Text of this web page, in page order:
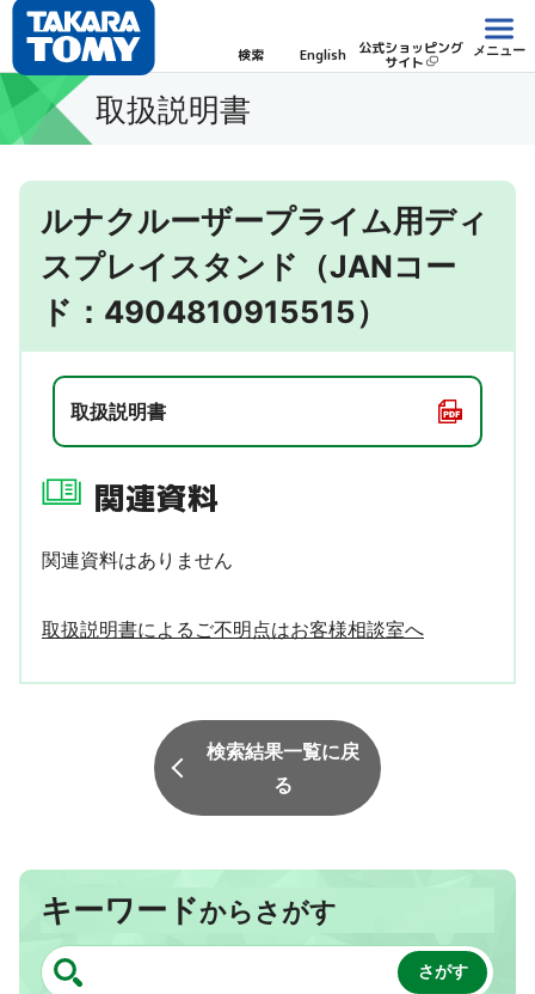
検索 English 公式ショッピング
サイト
メニュー
取扱説明書
ルナクルーザープライム用ディ
スプレイスタンド（JANコー
ド：4904810915515）
取扱説明書
関連資料
関連資料はありません
取扱説明書によるご不明点はお客様相談室へ
検索結果一覧に戻
る
キーワードからさがす